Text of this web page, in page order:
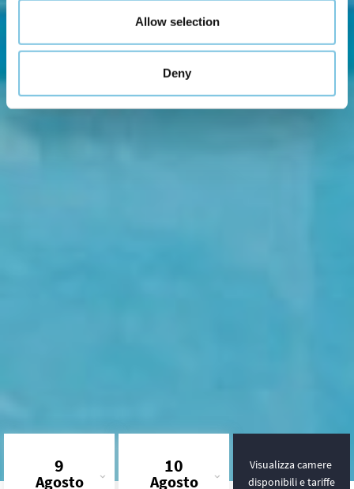
Allow selection
Deny
9
Agosto
10
Agosto
Visualizza camere
disponibili e tariffe